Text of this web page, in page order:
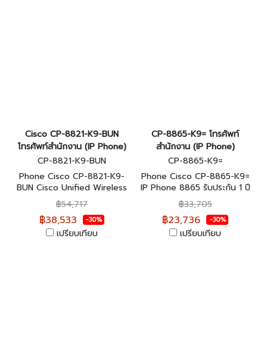
Cisco CP-8821-K9-BUN
โทรศัพท์สำนักงาน (IP Phone)
CP-8821-K9-BUN
Phone Cisco CP-8821-K9-
BUN Cisco Unified Wireless
IP Phone 8821, World Mode
Bundle รับประกัน 1 ปี
฿54,717
฿38,533 -30%
เปรียบเทียบ
CP-8865-K9= โทรศัพท์
สำนักงาน (IP Phone)
CP-8865-K9=
Phone Cisco CP-8865-K9=
IP Phone 8865 รับประกัน 1 ปี
฿33,705
฿23,736 -30%
เปรียบเทียบ